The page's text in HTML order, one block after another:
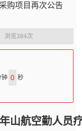
购项目再次公告
浏览384次
钟 0 秒
山航空勤人员